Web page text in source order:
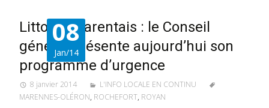
08
Jan/14
Littoral charentais : le Conseil
général présente aujourd’hui son
programme d’urgence
8 janvier 2014
L'INFO LOCALE EN CONTINU
MARENNES-OLÉRON, ROCHEFORT, ROYAN